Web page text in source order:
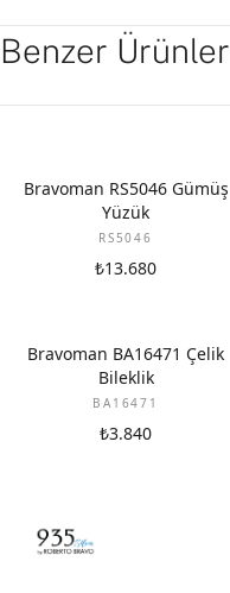
Benzer Ürünler
Bravoman RS5046 Gümüş
Yüzük
RS5046
₺13.680
Bravoman BA16471 Çelik
Bileklik
BA16471
₺3.840